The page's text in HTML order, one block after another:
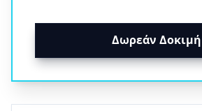
Δωρεάν Δοκιμή